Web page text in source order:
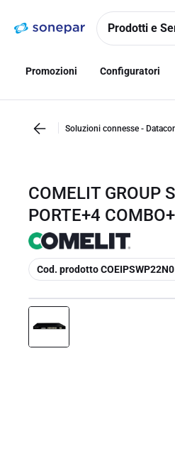
navigazionealla
Prodotti e
Promozioni Configuratori
Soluzioni connesse -
COMELIT GROUP
PORTE+4
copia
Cod. prodotto